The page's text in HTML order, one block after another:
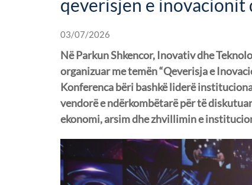
qeverisjen e
03/07/2026
Në Parkun Shkencor, Inovativ dhe
organizuar me temën “Qeverisja e
Konferenca bëri bashkë liderë
vendorë e ndërkombëtarë për të
ekonomi, arsim dhe zhvillimin e